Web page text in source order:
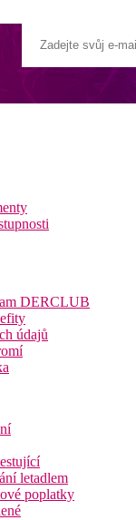
DERCLUB
údajů
letadlem
poplatky